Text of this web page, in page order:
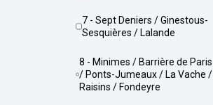
7 - Sept Deniers / Ginestous-
Sesquières / Lalande
8 - Minimes / Barrière de Paris
/ Ponts-Jumeaux / La Vache /
Raisins / Fondeyre